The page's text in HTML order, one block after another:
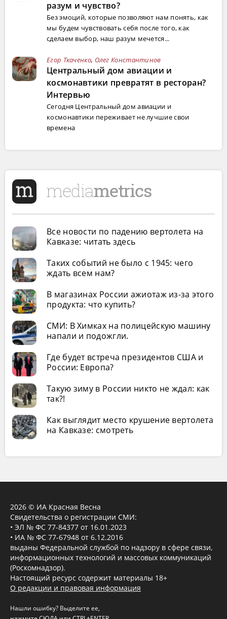
разум и чувство?
Без эмоций, которые позволяют нам понять, как
мы будем чувствовать себя после того, как
сделаем выбор, наш разум мечется...
Егор Ткаченко, Олег Константинов
Центральный дом авиации и
космонавтики превратят в ресторан?
Интервью
Сегодня Центральный дом авиации и
космонавтики переживает не лучшие свои
времена
Все новости по падению вертолета на
Кавказе: читать здесь
Таких событий не было с 1945: чего
ждать всем нам?
В магазинах России ажиотаж из-за этого
продукта: что купить?
СМИ: В Химках на полицейскую машину
напали и подожгли.
Где будет встреча президентов США и
России: Европа?
Такую зиму в России никто не ждал: как
так?!
Как выглядит место крушение вертолета
на Кавказе: смотреть
2026 © ИА Красная Весна
Свидетельства о регистрации СМИ:
• ЭЛ № ФС 77-84377 от 16.01.2023
• ИА № ФС 77-67948 от 6.12.2016
выданы Федеральной службой по надзору в сфере связи,
информационных технологий и массовых коммуникаций
(Роскомнадзор).
Настоящий ресурс содержит материалы 18+
О редакции и правовая информация
Нашли ошибку? Выделите ее,